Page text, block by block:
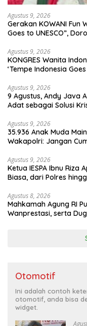
Agustus 9, 2026
Gerakan KOWANI Fun
Goes to UNESCO”,
Agustus 9, 2026
KONGRES Wanita
‘Tempe Indonesia
Agustus 9, 2026
9 Agustus, Andy Java
Adat sebagai Solusi
Agustus 9, 2026
35.936 Anak Muda
Wakapolri: Jangan
Agustus 9, 2026
Ketua IESPA Ibnu Riza
Biasa, dari Polres
Agustus 8, 2026
Mahkamah Agung RI
Wanprestasi, serta
Otomotif
Ini adalah contoh
otomotif, anda bisa
widget.